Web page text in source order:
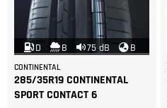
D B 75 dB B
CONTINENTAL
285/35R19 CONTINENTAL
SPORT CONTACT 6